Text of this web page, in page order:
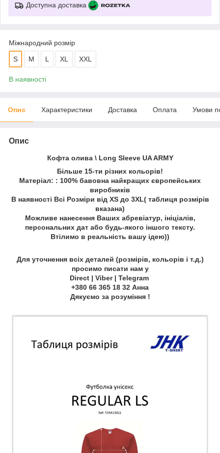
Доступна доставка
Міжнародний розмір
S M L XL XXL
В наявності
Опис Характеристики Доставка Оплата Умови
Опис
Кофта олива \ Long Sleeve UA ARMY
Більше 15-ти різних кольорів!
Матеріал: : 100% бавовна найкращих європейських
виробників
В наявності Всі Розміри від XS до 3XL( таблиця розмірів
вказана)
Можливе нанесення Ваших абревіатур, ініціалів,
персональних дат або будь-якого іншого тексту.
Втілимо в реальність вашу ідею))
Для уточнення всіх деталей (розмірів, кольорів і т.д.)
просимо писати нам у
Direct | Viber | Telegram
+380 66 365 18 32 Анна
Дякуємо за розуміння !